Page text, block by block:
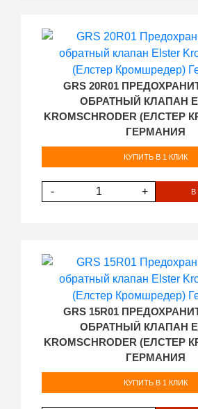
GRS 20R01
ОБРАТНЫЙ КЛАПАН
KROMSCHRODER
ГЕРМАНИЯ
КУПИТЬ В 1 КЛИК
- + В
GRS 15R01
ОБРАТНЫЙ КЛАПАН
KROMSCHRODER
ГЕРМАНИЯ
КУПИТЬ В 1 КЛИК